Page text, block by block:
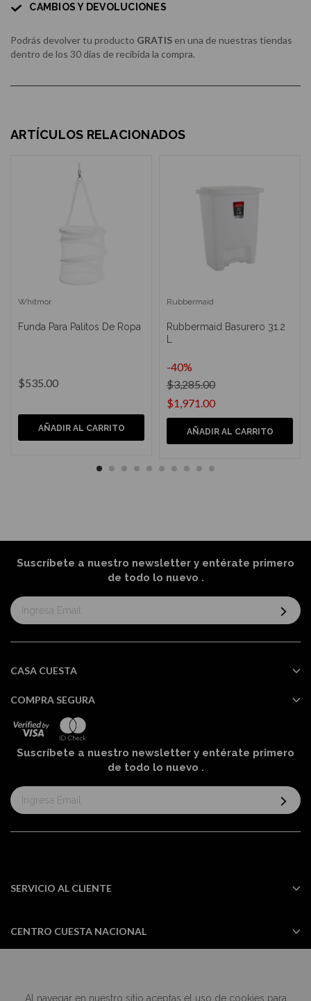
Al navegar en nuestro sitio aceptas el uso de cookies para
CAMBIOS Y DEVOLUCIONES
Podrás devolver tu producto GRATIS en una de nuestras tiendas
dentro de los 30 días de recibida la compra.
ARTÍCULOS RELACIONADOS
Whitmor
Funda Para Palitos De Ropa
$535.00
AÑADIR AL CARRITO
Rubbermaid
Rubbermaid Basurero 31.2
L
$1,971.00
$3,285.00
-40%
AÑADIR AL CARRITO
Suscríbete a nuestro newsletter y entérate primero
de todo lo nuevo .
Suscríbase
al
informativo:
CASA CUESTA
COMPRA SEGURA
Suscríbete a nuestro newsletter y entérate primero
de todo lo nuevo .
Suscríbase
al
informativo:
SERVICIO AL CLIENTE
CENTRO CUESTA NACIONAL